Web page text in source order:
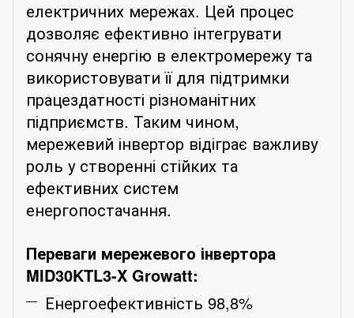
електричних мережах. Цей процес
дозволяє ефективно інтегрувати
сонячну енергію в електромережу та
використовувати її для підтримки
працездатності різноманітних
підприємств. Таким чином,
мережевий інвертор відіграє важливу
роль у створенні стійких та
ефективних систем
енергопостачання.
Переваги мережевого інвертора
MID30KTL3-X Growatt:
Енергоефективність 98,8%